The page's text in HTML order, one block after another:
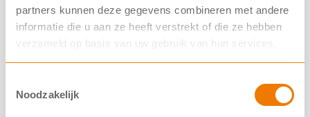
partners kunnen deze gegevens combineren met andere
informatie die u aan ze heeft verstrekt of die ze hebben
verzameld op basis van uw gebruik van hun services.
Noodzakelijk
Over zichtbaarheid gesproken. Sinds 1990 schrijf ik
bedreigd. Een beetje
meet zijn bereik toch
daaraan af en niet langer aan het aantal volgers (zijn